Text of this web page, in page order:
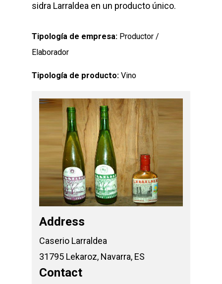
sidra Larraldea en un producto único.
Tipología de empresa: Productor /
Elaborador
Tipología de producto: Vino
Address
Caserio Larraldea
31795 Lekaroz, Navarra, ES
Contact